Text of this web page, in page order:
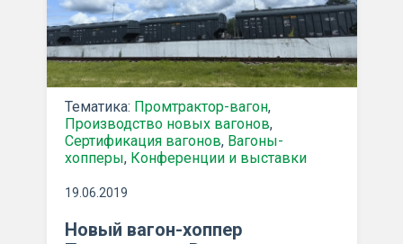
Тематика: Промтрактор-вагон,
Производство новых вагонов,
Сертификация вагонов, Вагоны-
хопперы, Конференции и выставки
19.06.2019
Новый вагон-хоппер